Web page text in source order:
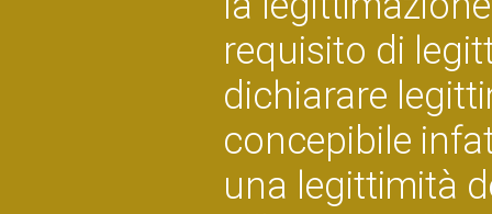
requisito di
dichiarare
concepibile
una legittimità